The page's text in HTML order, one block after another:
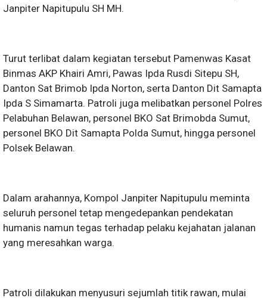
Janpiter Napitupulu SH MH.
Turut terlibat dalam kegiatan tersebut Pamenwas Kasat
Binmas AKP Khairi Amri, Pawas Ipda Rusdi Sitepu SH,
Danton Sat Brimob Ipda Norton, serta Danton Dit Samapta
Ipda S Simamarta. Patroli juga melibatkan personel Polres
Pelabuhan Belawan, personel BKO Sat Brimobda Sumut,
personel BKO Dit Samapta Polda Sumut, hingga personel
Polsek Belawan.
Dalam arahannya, Kompol Janpiter Napitupulu meminta
seluruh personel tetap mengedepankan pendekatan
humanis namun tegas terhadap pelaku kejahatan jalanan
yang meresahkan warga.
Patroli dilakukan menyusuri sejumlah titik rawan, mulai